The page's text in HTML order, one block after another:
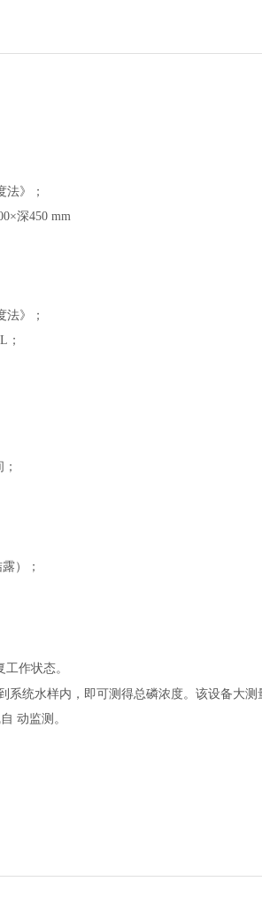
》
；
深450 mm
》
；
；
；
）
；
工作状态。
统水样内，即可测得总磷浓度。该设备大测
动监测。